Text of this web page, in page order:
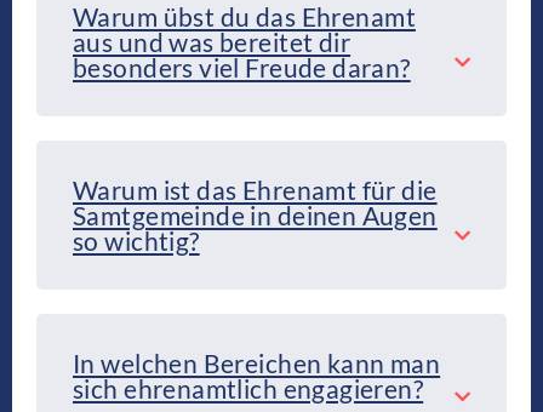
Warum übst du das Ehrenamt
aus und was bereitet dir
besonders viel Freude daran?
Warum ist das Ehrenamt für die
Samtgemeinde in deinen Augen
so wichtig?
In welchen Bereichen kann man
sich ehrenamtlich engagieren?